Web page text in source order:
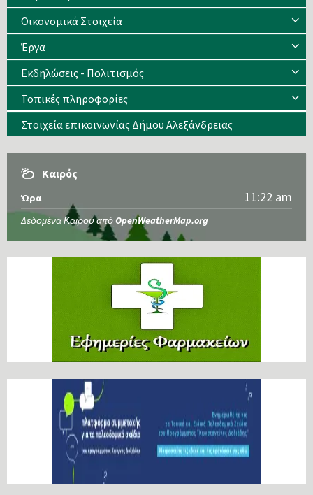
Οικονομικά Στοιχεία
Έργα
Εκδηλώσεις - Πολιτισμός
Τοπικές πληροφορίες
Στοιχεία επικοινωνίας Δήμου Αλεξάνδρειας
Καιρός
Ώρα 11:22 am
Δεδομένα Καιρού από OpenWeatherMap.org